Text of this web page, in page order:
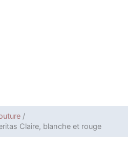
Claire, blanche et rouge